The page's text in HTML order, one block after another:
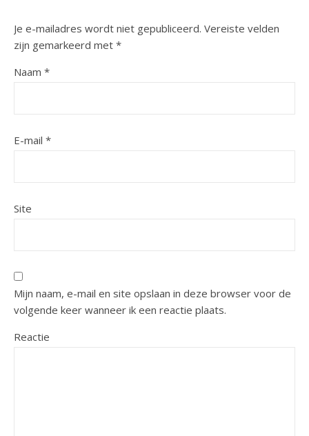
Je e-mailadres wordt niet gepubliceerd. Vereiste velden
zijn gemarkeerd met *
Naam *
E-mail *
Site
Mijn naam, e-mail en site opslaan in deze browser voor de
volgende keer wanneer ik een reactie plaats.
Reactie